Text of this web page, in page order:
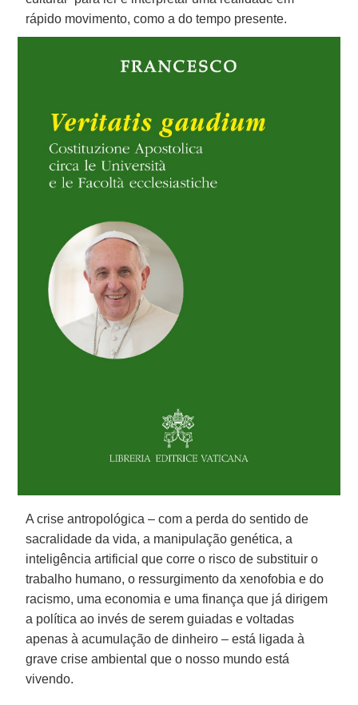
rápido movimento, como a do tempo presente.
A crise antropológica – com a perda do sentido de
sacralidade da vida, a manipulação genética, a
inteligência artificial que corre o risco de substituir o
trabalho humano, o ressurgimento da xenofobia e do
racismo, uma economia e uma finança que já dirigem
a política ao invés de serem guiadas e voltadas
apenas à acumulação de dinheiro – está ligada à
grave crise ambiental que o nosso mundo está
vivendo.